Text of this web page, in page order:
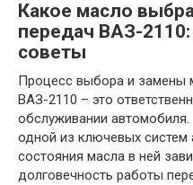
Какое масло
передач ВАЗ-
советы
Процесс выбора и замены
ВАЗ-2110 – это
обслуживании
одной из ключевых систем
состояния масла в ней
долговечность работы